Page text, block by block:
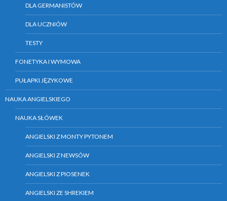
DLA GERMANISTÓW
DLA UCZNIÓW
TESTY
FONETYKA I WYMOWA
PUŁAPKI JĘZYKOWE
NAUKA ANGIELSKIEGO
NAUKA SŁÓWEK
ANGIELSKI Z MONTY PYTONEM
ANGIELSKI Z NEWSÓW
ANGIELSKI Z PIOSENEK
ANGIELSKI ZE SHREKIEM